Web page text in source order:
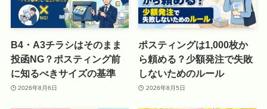
B4・A3チラシはそのまま
投函NG？ポスティング前
に知るべきサイズの基準
2026年8月6日
ポスティングは1,000枚か
ら頼める？少額発注で失敗
しないためのルール
2026年8月5日